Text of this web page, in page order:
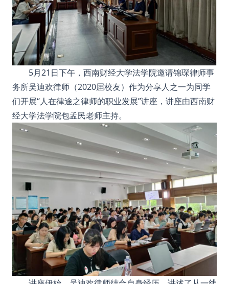
5月21日下午，西南财经大学法学院邀请锦琛律师事
务所吴迪欢律师（2020届校友）作为分享人之一为同学
们开展“人在律途之律师的职业发展”讲座，讲座由西南财
经大学法学院包孟民老师主持。